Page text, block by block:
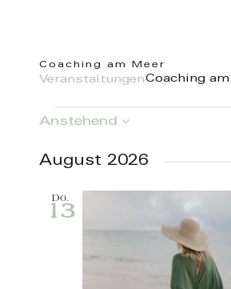
Coaching am Meer
VeranstaltungenCoaching
Veranstaltungen
Anstehend
August 2026
Do.
13